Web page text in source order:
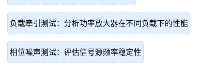
负载牵引测试：分析功率放大器在不同负载下的性能
相位噪声测试：评估信号源频率稳定性